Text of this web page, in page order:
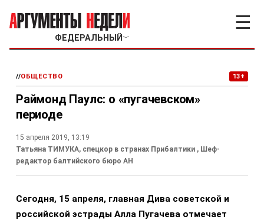
ФЕДЕРАЛЬНЫЙ ﹀
☰
//ОБЩЕСТВО 13+
Раймонд Паулс: о «пугачевском»
периоде
15 апреля 2019, 13:19
Татьяна ТИМУКА, спецкор в странах Прибалтики , Шеф-
редактор балтийского бюро АН
Сегодня, 15 апреля, главная Дива советской и
российской эстрады Алла Пугачева отмечает